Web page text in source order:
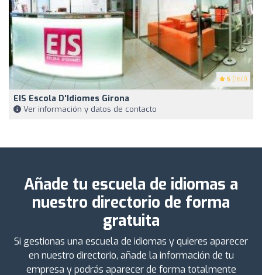
5 (160)
EIS Escola D'Idiomes Girona
Ver información y datos de contacto
Añade tu escuela de idiomas a
nuestro directorio de forma
gratuita
Si gestionas una escuela de idiomas y quieres aparecer
en nuestro directorio, añade la información de tu
empresa y podrás aparecer de forma totalmente